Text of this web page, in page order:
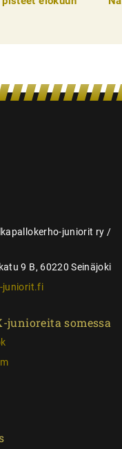
juniorit ry /
9 B, 60220 Seinäjoki
juniorit.fi
junioreita somessa